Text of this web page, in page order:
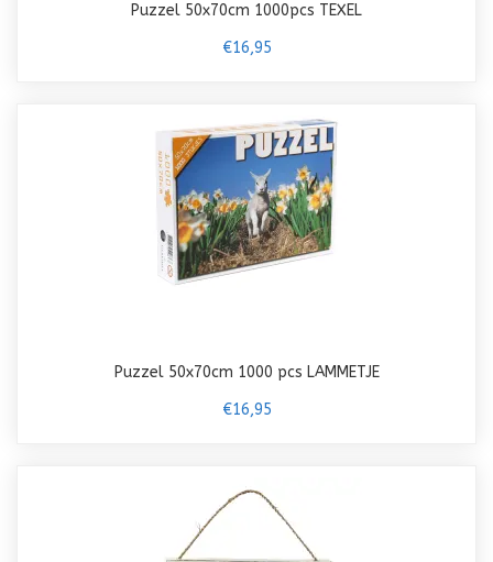
Puzzel 50x70cm 1000pcs TEXEL
€16,95
Puzzel 50x70cm 1000 pcs LAMMETJE
€16,95